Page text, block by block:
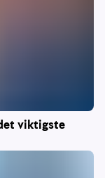
viktigste